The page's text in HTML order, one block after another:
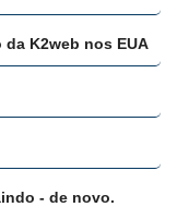
da K2web nos EUA
- de novo.